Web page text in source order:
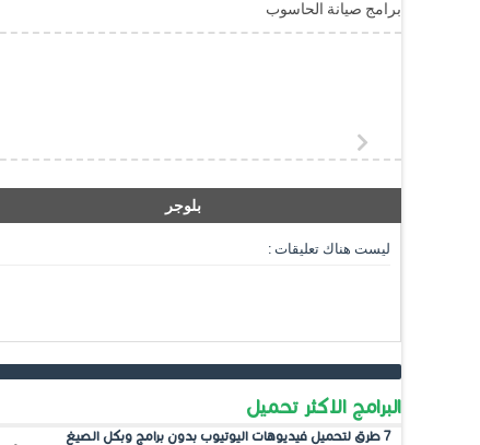
برامج صيانة الحاسوب
بلوجر
ليست هناك تعليقات :
البرامج الاكثر تحميل
7 طرق لتحميل فيديوهات اليوتيوب بدون برامج وبكل الصيغ